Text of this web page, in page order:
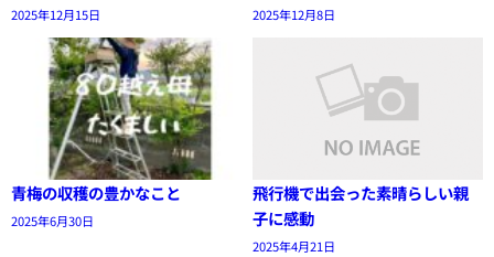
2025年12月15日 2025年12月8日
青梅の収穫の豊かなこと
2025年6月30日
飛行機で出会った素晴らしい親
子に感動
2025年4月21日